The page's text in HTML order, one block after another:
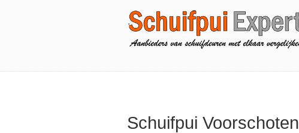
Schuifpui Voorschoten